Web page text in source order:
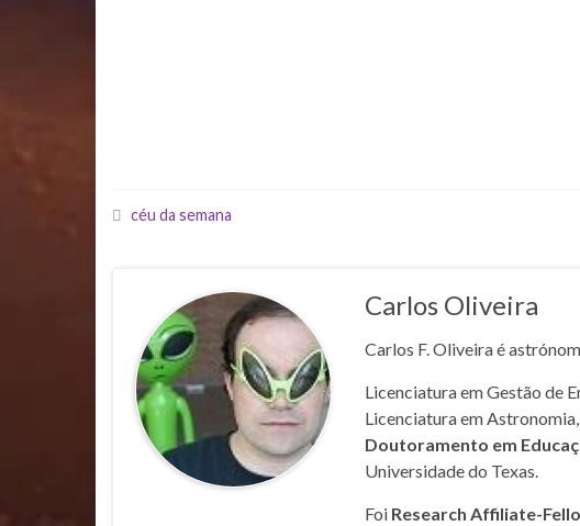
céu da semana
Carlos Oliveira
Carlos F. Oliveira é
Licenciatura em Gestão de
Licenciatura em
Doutoramento em
Universidade do Texas.
Foi Research Affiliate-